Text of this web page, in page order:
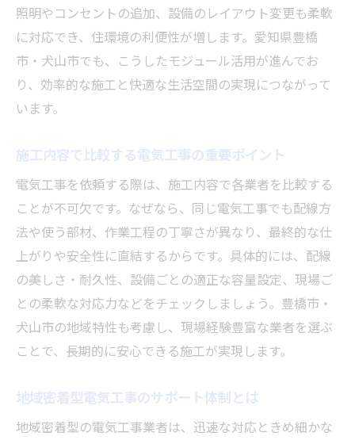
照明やコンセントの追加、設備のレイアウト変更も柔軟
に対応でき、住環境の利便性が増します。愛知県豊橋
市・犬山市でも、こうしたモジュール活用が進んでお
り、効率的な施工と快適な生活空間の実現につながって
います。
施工内容で比較する電気工事の重要ポイント
電気工事を依頼する際は、施工内容で各業者を比較する
ことが不可欠です。なぜなら、同じ電気工事でも配線方
法や使う部材、作業工程の丁寧さが異なり、最終的な仕
上がりや安全性に直結するからです。具体的には、配線
の美しさ・耐久性、設備ごとの適正な容量設定、現場ご
との柔軟な対応力などをチェックしましょう。豊橋市・
犬山市の地域特性も考慮し、現場経験豊富な業者を選ぶ
ことで、長期的に安心できる施工が実現します。
地域密着型電気工事のサポート体制とは
地域密着型の電気工事業者は、迅速な対応ときめ細かな